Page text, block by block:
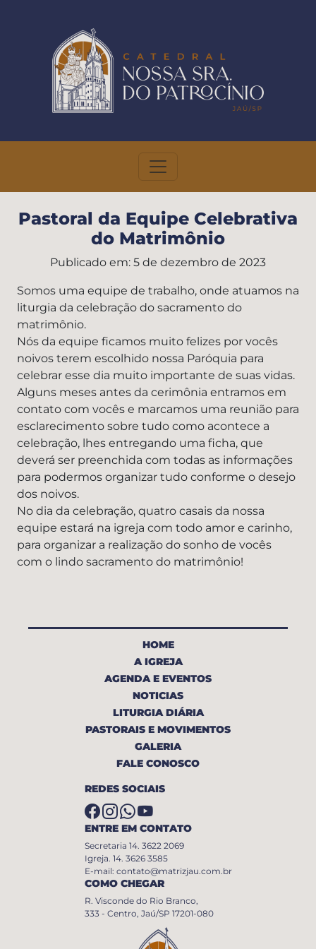
Toggle navigation
Pastoral da Equipe Celebrativa
do Matrimônio
Publicado em: 5 de dezembro de 2023
Somos uma equipe de trabalho, onde atuamos na
liturgia da celebração do sacramento do
matrimônio.
Nós da equipe ficamos muito felizes por vocês
noivos terem escolhido nossa Paróquia para
celebrar esse dia muito importante de suas vidas.
Alguns meses antes da cerimônia entramos em
contato com vocês e marcamos uma reunião para
esclarecimento sobre tudo como acontece a
celebração, lhes entregando uma ficha, que
deverá ser preenchida com todas as informações
para podermos organizar tudo conforme o desejo
dos noivos.
No dia da celebração, quatro casais da nossa
equipe estará na igreja com todo amor e carinho,
para organizar a realização do sonho de vocês
com o lindo sacramento do matrimônio!
HOME
A IGREJA
AGENDA E EVENTOS
NOTICIAS
LITURGIA DIÁRIA
PASTORAIS E MOVIMENTOS
GALERIA
FALE CONOSCO
REDES SOCIAIS
ENTRE EM CONTATO
Secretaria 14. 3622 2069
Igreja. 14. 3626 3585
E-mail: contato@matrizjau.com.br
COMO CHEGAR
R. Visconde do Rio Branco,
333 - Centro, Jaú/SP 17201-080